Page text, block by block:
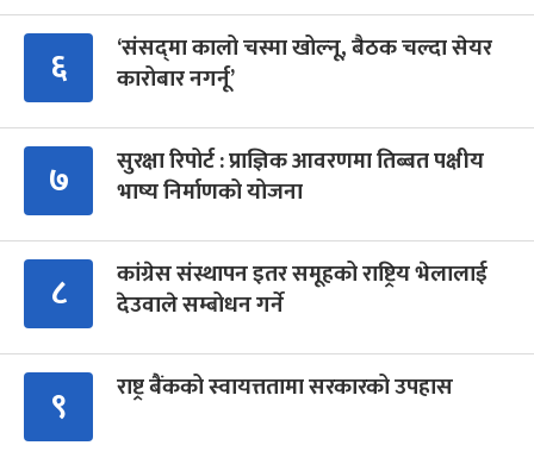
६
‘संसद्‍मा कालो चस्मा खोल्नू, बैठक चल्दा सेयर
कारोबार नगर्नू’
७
सुरक्षा रिपोर्ट : प्राज्ञिक आवरणमा तिब्बत पक्षीय
भाष्य निर्माणको योजना
८
कांग्रेस संस्थापन इतर समूहको राष्ट्रिय भेलालाई
देउवाले सम्बोधन गर्ने
९ राष्ट्र बैंकको स्वायत्ततामा सरकारको उपहास